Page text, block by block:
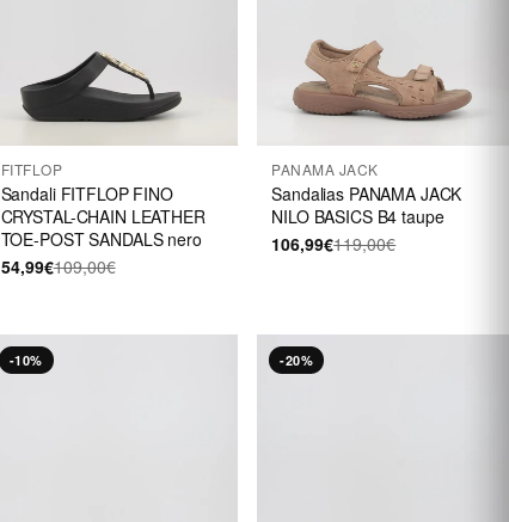
FITFLOP
Sandali FITFLOP FINO
CRYSTAL-CHAIN LEATHER
TOE-POST SANDALS nero
54,99€109,00€
PANAMA JACK
Sandalias PANAMA JACK
NILO BASICS B4 taupe
106,99€119,00€
-10% -20%